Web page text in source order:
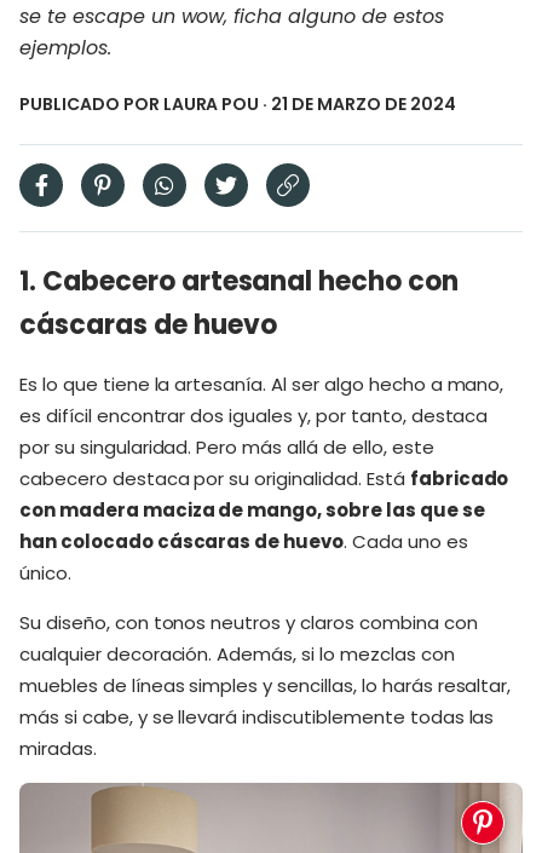
se te escape un wow, ficha alguno de estos
ejemplos.
PUBLICADO POR LAURA POU · 21 DE MARZO DE 2024
1. Cabecero artesanal hecho con
cáscaras de huevo
Es lo que tiene la artesanía. Al ser algo hecho a mano,
es difícil encontrar dos iguales y, por tanto, destaca
por su singularidad. Pero más allá de ello, este
cabecero destaca por su originalidad. Está fabricado
con madera maciza de mango, sobre las que se
han colocado cáscaras de huevo. Cada uno es
único.
Su diseño, con tonos neutros y claros combina con
cualquier decoración. Además, si lo mezclas con
muebles de líneas simples y sencillas, lo harás resaltar,
más si cabe, y se llevará indiscutiblemente todas las
miradas.